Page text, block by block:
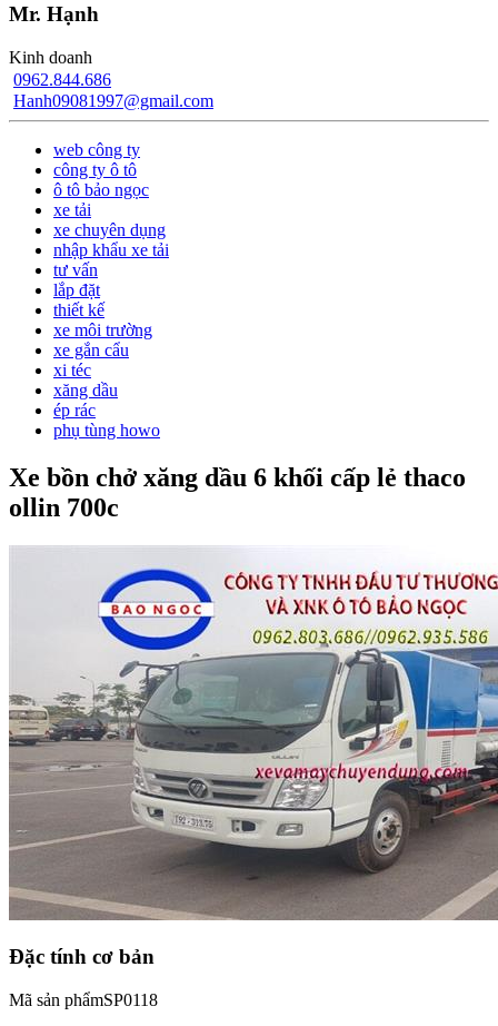
Mr. Hạnh
Kinh doanh
0962.844.686
Hanh09081997@gmail.com
web công ty
công ty ô tô
ô tô bảo ngọc
xe tải
xe chuyên dụng
nhập khẩu xe tải
tư vấn
lắp đặt
thiết kế
xe môi trường
xe gắn cẩu
xi téc
xăng dầu
ép rác
phụ tùng howo
Xe bồn chở xăng dầu 6 khối cấp lẻ thaco
ollin 700c
Đặc tính cơ bản
Mã sản phẩmSP0118